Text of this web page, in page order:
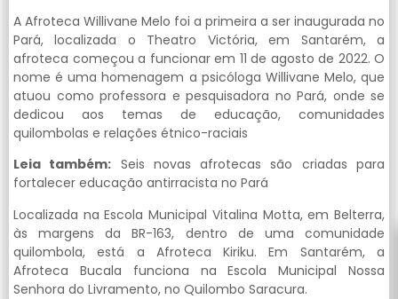
A Afroteca Willivane Melo foi a primeira a ser inaugurada no
Pará, localizada o Theatro Victória, em Santarém, a
afroteca começou a funcionar em 11 de agosto de 2022. O
nome é uma homenagem a psicóloga Willivane Melo, que
atuou como professora e pesquisadora no Pará, onde se
dedicou aos temas de educação, comunidades
quilombolas e relações étnico-raciais
Leia também: Seis novas afrotecas são criadas para
fortalecer educação antirracista no Pará
Localizada na Escola Municipal Vitalina Motta, em Belterra,
às margens da BR-163, dentro de uma comunidade
quilombola, está a Afroteca Kiriku. Em Santarém, a
Afroteca Bucala funciona na Escola Municipal Nossa
Senhora do Livramento, no Quilombo Saracura.